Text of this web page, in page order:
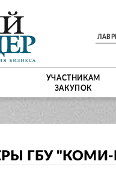
УЧАСТНИКАМ
ЗАКУПОК
ГБУ